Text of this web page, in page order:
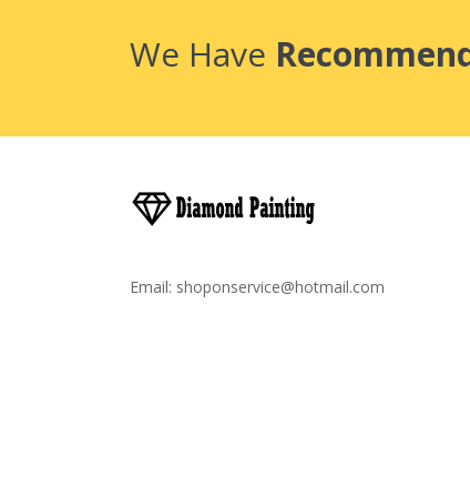
We Have
Email: shoponservice@hotmail.com